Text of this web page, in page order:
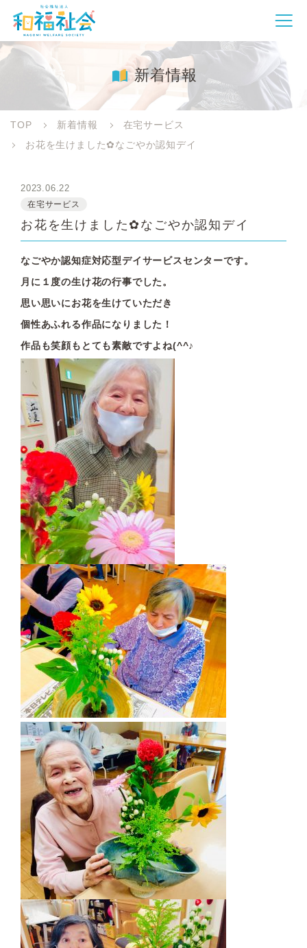
新着情報
TOP 新着情報
在宅サービス
お花を生けました✿なごやか認知デイ
2023.06.22
在宅サービス
お花を生けました✿なごやか認知デイ
なごやか認知症対応型デイサービスセンターです。
月に１度の生け花の行事でした。
思い思いにお花を生けていただき
個性あふれる作品になりました！
作品も笑顔もとても素敵ですよね(^^♪